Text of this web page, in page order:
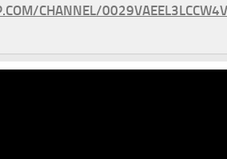
CHANNEL/